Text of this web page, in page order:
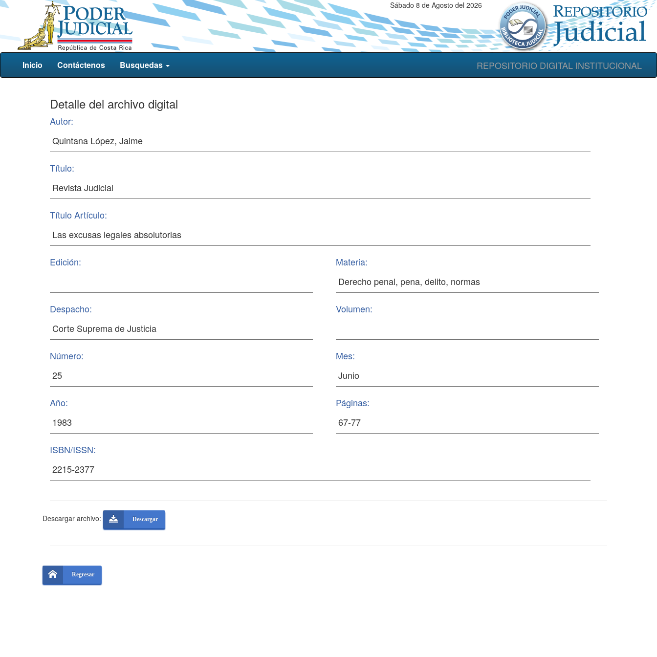
Sábado 8 de Agosto del 2026
REPOSITORIO DIGITAL INSTITUCIONAL
Inicio Contáctenos Busquedas
Detalle del archivo digital
Autor:
Título:
Título Artículo:
Edición: Materia:
Despacho: Volumen:
Número: Mes:
Año: Páginas:
ISBN/ISSN:
Descargar archivo: Descargar
Regresar